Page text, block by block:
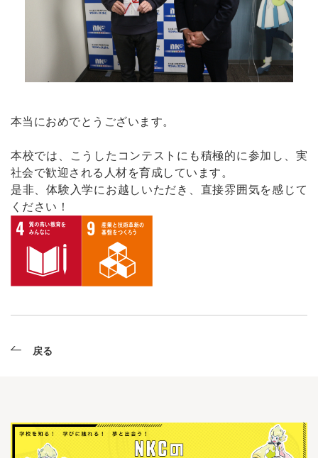
本当におめでとうございます。
本校では、こうしたコンテストにも積極的に参加し、実
社会で歓迎される人材を育成しています。
是非、体験入学にお越しいただき、直接雰囲気を感じて
ください！
戻る